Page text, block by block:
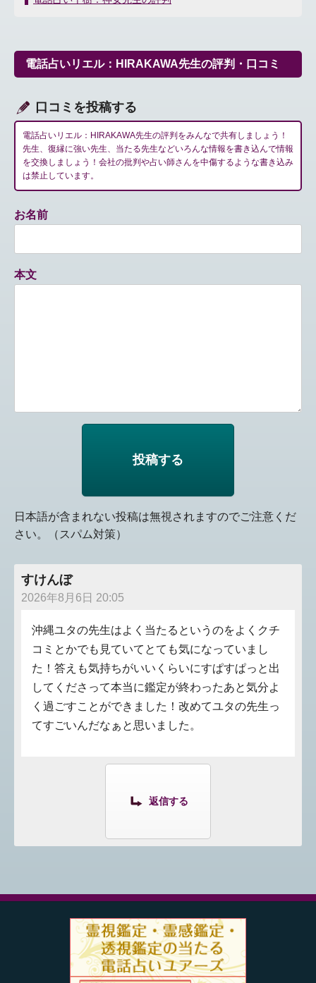
ー
シ
ン
電話占いリエル：HIRAKAWA先生の評判・口コミ
口コミを投稿する
電話占いリエル：HIRAKAWA先生の評判をみんなで共有しましょう！
先生、復縁に強い先生、当たる先生などいろんな情報を書き込んで情報
を交換しましょう！会社の批判や占い師さんを中傷するような書き込み
は禁止しています。
お名前
本文
日本語が含まれない投稿は無視されますのでご注意くだ
さい。（スパム対策）
すけんぼ
2026年8月6日 20:05
沖縄ユタの先生はよく当たるというのをよくクチ
コミとかでも見ていてとても気になっていまし
た！答えも気持ちがいいくらいにすぱすぱっと出
してくださって本当に鑑定が終わったあと気分よ
く過ごすことができました！改めてユタの先生っ
てすごいんだなぁと思いました。
返信する